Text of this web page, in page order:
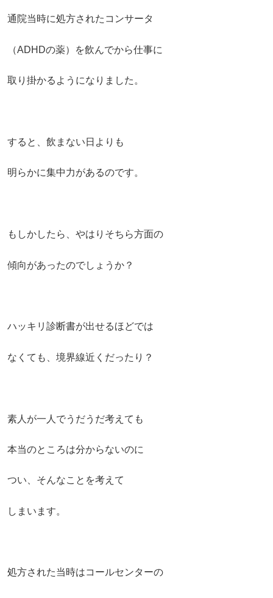
通院当時に処方されたコンサータ
（ADHDの薬）を飲んでから仕事に
取り掛かるようになりました。
すると、飲まない日よりも
明らかに集中力があるのです。
もしかしたら、やはりそちら方面の
傾向があったのでしょうか？
ハッキリ診断書が出せるほどでは
なくても、境界線近くだったり？
素人が一人でうだうだ考えても
本当のところは分からないのに
つい、そんなことを考えて
しまいます。
処方された当時はコールセンターの